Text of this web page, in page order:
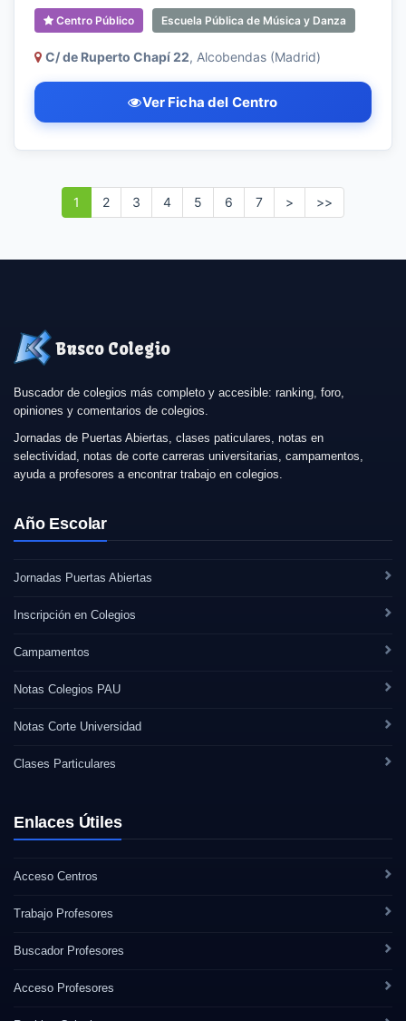
Centro Público Escuela Pública de Música y Danza
C/ de Ruperto Chapí 22, Alcobendas (Madrid)
Ver Ficha del Centro
1 2 3 4 5 6 7 > >>
Busco Colegio
Buscador de colegios más completo y accesible: ranking, foro,
opiniones y comentarios de colegios.
Jornadas de Puertas Abiertas, clases paticulares, notas en
selectividad, notas de corte carreras universitarias, campamentos,
ayuda a profesores a encontrar trabajo en colegios.
Año Escolar
Jornadas Puertas Abiertas
Inscripción en Colegios
Campamentos
Notas Colegios PAU
Notas Corte Universidad
Clases Particulares
Enlaces Útiles
Acceso Centros
Trabajo Profesores
Buscador Profesores
Acceso Profesores